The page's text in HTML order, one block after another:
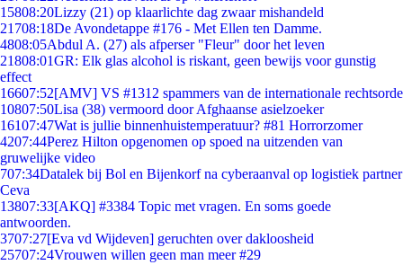
15808:20Lizzy (21) op klaarlichte dag zwaar mishandeld
21708:18De Avondetappe #176 - Met Ellen ten Damme.
4808:05Abdul A. (27) als afperser "Fleur" door het leven
21808:01GR: Elk glas alcohol is riskant, geen bewijs voor gunstig
effect
16607:52[AMV] VS #1312 spammers van de internationale rechtsorde
10807:50Lisa (38) vermoord door Afghaanse asielzoeker
16107:47Wat is jullie binnenhuistemperatuur? #81 Horrorzomer
4207:44Perez Hilton opgenomen op spoed na uitzenden van
gruwelijke video
707:34Datalek bij Bol en Bijenkorf na cyberaanval op logistiek partner
Ceva
13807:33[AKQ] #3384 Topic met vragen. En soms goede
antwoorden.
3707:27[Eva vd Wijdeven] geruchten over dakloosheid
25707:24Vrouwen willen geen man meer #29